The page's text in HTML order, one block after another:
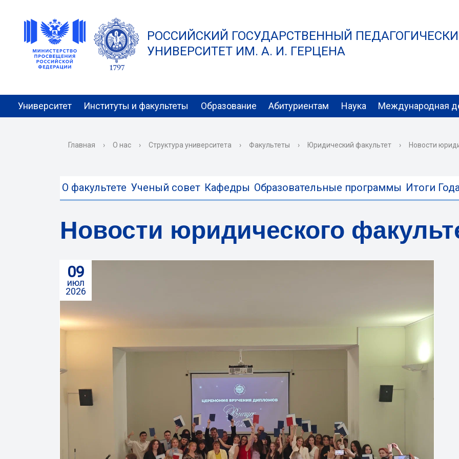
РОССИЙСКИЙ ГОСУДАРСТВЕННЫЙ
УНИВЕРСИТЕТ ИМ. А. И. ГЕРЦЕНА
Университет Институты и факультеты Образование Абитуриентам Наука Международная
Главная › О нас › Структура университета › Факультеты › Юридический факультет › Новости
О факультете Ученый совет Кафедры Образовательные программы Итоги
Новости юридического
09
июл
2026